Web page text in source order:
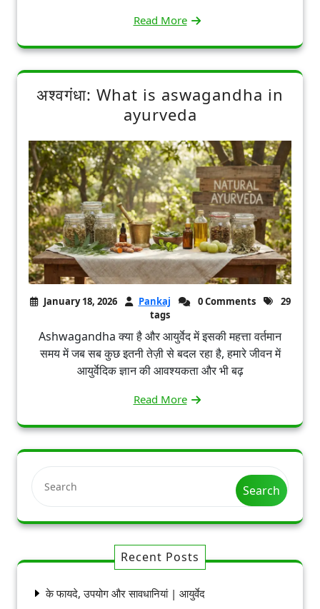
Read More
अश्वगंधा: What is aswagandha in
ayurveda
January 18, 2026 Pankaj 0 Comments
29
tags
Ashwagandha क्या है और आयुर्वेद में इसकी महत्ता वर्तमान
समय में जब सब कुछ इतनी तेज़ी से बदल रहा है, हमारे जीवन में
आयुर्वेदिक ज्ञान की आवश्यकता और भी बढ़
Read More
Search
Recent Posts
के फायदे, उपयोग और सावधानियां | आयुर्वेद